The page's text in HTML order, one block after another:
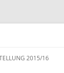
2015/16